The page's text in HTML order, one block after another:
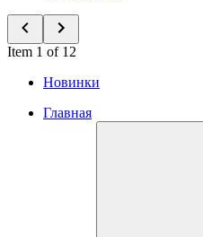
Item 1 of 12
Новинки
Главная